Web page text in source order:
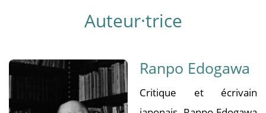
Auteur·trice
Ranpo Edogawa
Critique et écrivain